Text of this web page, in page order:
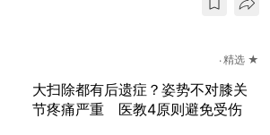
精选 ★
大扫除都有后遗症？姿势不对膝关
节疼痛严重 医教4原则避免受伤